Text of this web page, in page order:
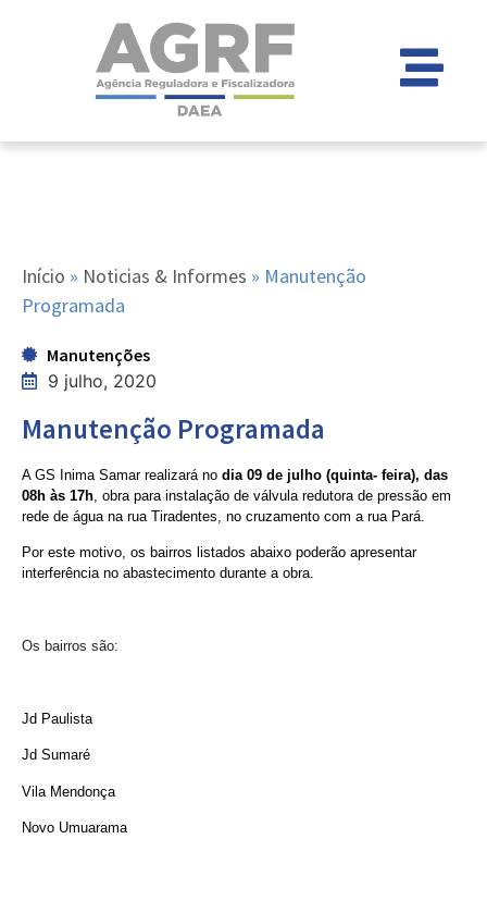
Início » Noticias & Informes » Manutenção
Programada
Manutenções
9 julho, 2020
Manutenção Programada
A GS Inima Samar realizará no dia 09 de julho (quinta- feira), das
08h às 17h , obra para instalação de válvula redutora de pressão em
rede de água na rua Tiradentes, no cruzamento com a rua Pará.
Por este motivo, os bairros listados abaixo poderão apresentar
interferência no abastecimento durante a obra.
Os bairros são:
Jd Paulista
Jd Sumaré
Vila Mendonça
Novo Umuarama